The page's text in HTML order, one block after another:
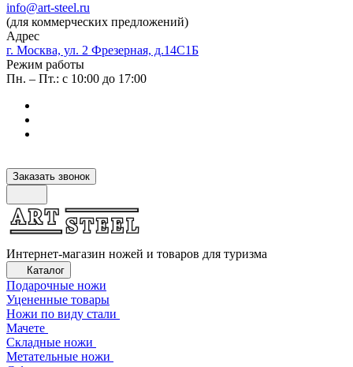
info@art-steel.ru
(для коммерческих предложений)
Адрес
г. Москва, ул. 2 Фрезерная, д.14С1Б
Режим работы
Пн. – Пт.: с 10:00 до 17:00
Заказать звонок
Интернет-магазин ножей и товаров для туризма
Каталог
Подарочные ножи
Уцененные товары
Ножи по виду стали
Мачете
Складные ножи
Метательные ножи